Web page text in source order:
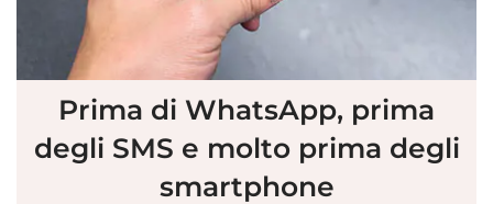
Prima di WhatsApp, prima
degli SMS e molto prima degli
smartphone